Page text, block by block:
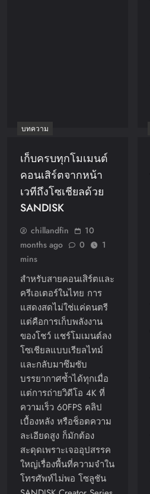
บทความ
เก็บครบทุกโมเมนต์
คอนเสิร์ตจากหน้า
เวทีถึงโซเชียลด้วย
SANDISK
chillandfin
10
months ago
0
1
mins
สำหรับสายคอนเสิร์ตและ
ครีเอเตอร์ในไทย การ
แสดงสดไม่ใช่แค่ดนตรี
แต่คือการเก็บพลังงาน
ของโชว์ แชร์โมเมนต์ลง
โซเชียลแบบเรียลไทม์
และกลับมาซึมซับ
บรรยากาศซ้ำได้ทุกเมื่อ
แต่การถ่ายวิดีโอ 4K ที่
ความเร็ว 60FPS คลิป
เบื้องหลัง หรือช็อตความ
ละเอียดสูง ก็มักต้อง
สะดุดเพราะเจออุปสรรค
ใหญ่เรื่องพื้นที่ความจำใน
โทรศัพท์ไม่พอ โซลูชัน